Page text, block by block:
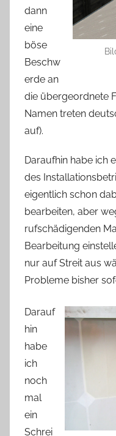
dann
eine
böse
Beschw
erde an
die übergeordnete
Namen treten
auf).
Daraufhin habe ich
des
eigentlich schon
bearbeiten, aber
rufschädigenden
Bearbeitung
nur auf Streit aus
Probleme bisher
Darauf
hin
habe
ich
noch
mal
ein
Schrei